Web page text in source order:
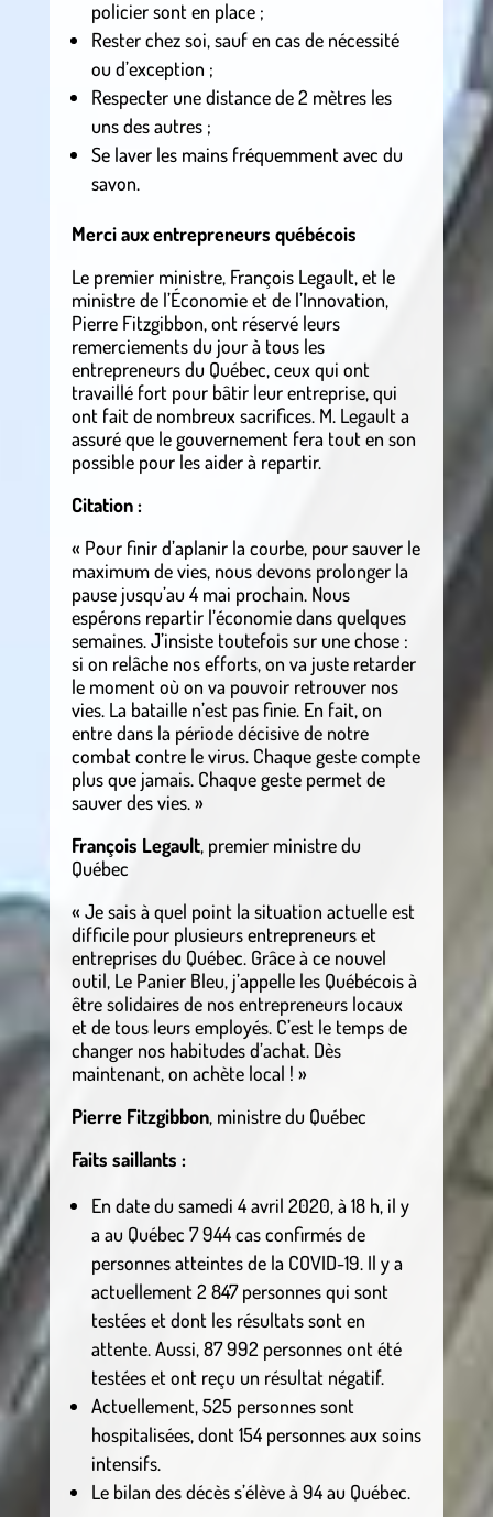
policier sont en place ;
Rester chez soi, sauf en cas de nécessité
ou d’exception ;
Respecter une distance de 2 mètres les
uns des autres ;
Se laver les mains fréquemment avec du
savon.
Merci aux entrepreneurs québécois
Le premier ministre, François Legault, et le
ministre de l’Économie et de l’Innovation,
Pierre Fitzgibbon, ont réservé leurs
remerciements du jour à tous les
entrepreneurs du Québec, ceux qui ont
travaillé fort pour bâtir leur entreprise, qui
ont fait de nombreux sacrifices. M. Legault a
assuré que le gouvernement fera tout en son
possible pour les aider à repartir.
Citation :
« Pour finir d’aplanir la courbe, pour sauver le
maximum de vies, nous devons prolonger la
pause jusqu’au 4 mai prochain. Nous
espérons repartir l’économie dans quelques
semaines. J’insiste toutefois sur une chose :
si on relâche nos efforts, on va juste retarder
le moment où on va pouvoir retrouver nos
vies. La bataille n’est pas finie. En fait, on
entre dans la période décisive de notre
combat contre le virus. Chaque geste compte
plus que jamais. Chaque geste permet de
sauver des vies. »
François Legault, premier ministre du
Québec
« Je sais à quel point la situation actuelle est
difficile pour plusieurs entrepreneurs et
entreprises du Québec. Grâce à ce nouvel
outil, Le Panier Bleu, j’appelle les Québécois à
être solidaires de nos entrepreneurs locaux
et de tous leurs employés. C’est le temps de
changer nos habitudes d’achat. Dès
maintenant, on achète local ! »
Pierre Fitzgibbon, ministre du Québec
Faits saillants :
En date du samedi 4 avril 2020, à 18 h, il y
a au Québec 7 944 cas confirmés de
personnes atteintes de la COVID-19. Il y a
actuellement 2 847 personnes qui sont
testées et dont les résultats sont en
attente. Aussi, 87 992 personnes ont été
testées et ont reçu un résultat négatif.
Actuellement, 525 personnes sont
hospitalisées, dont 154 personnes aux soins
intensifs.
Le bilan des décès s’élève à 94 au Québec.